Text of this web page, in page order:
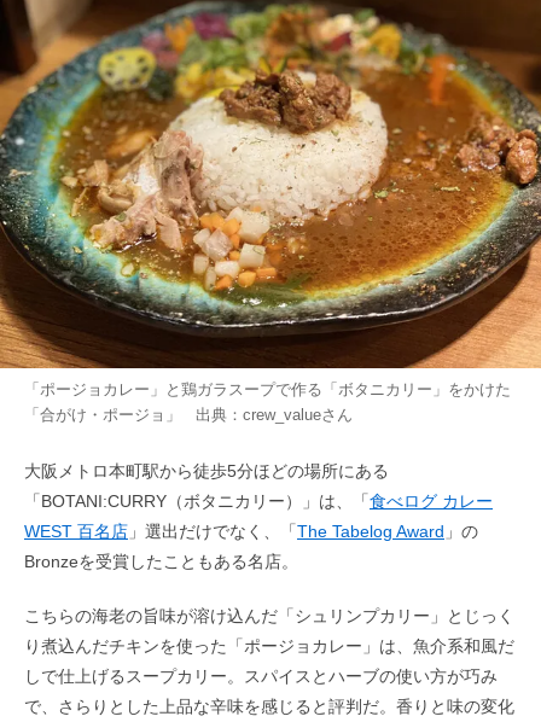
「ポージョカレー」と鶏ガラスープで作る「ボタニカリー」をかけた
「合がけ・ポージョ」 出典： crew_valueさん
大阪メトロ本町駅から徒歩5分ほどの場所にある
「BOTANI:CURRY（ボタニカリー）」は、「食べログ カレー
WEST 百名店 」選出だけでなく、「The Tabelog Award 」の
Bronzeを受賞したこともある名店。
こちらの海老の旨味が溶け込んだ「シュリンプカリー」とじっく
り煮込んだチキンを使った「ポージョカレー」は、魚介系和風だ
しで仕上げるスープカリー。スパイスとハーブの使い方が巧み
で、さらりとした上品な辛味を感じると評判だ。香りと味の変化